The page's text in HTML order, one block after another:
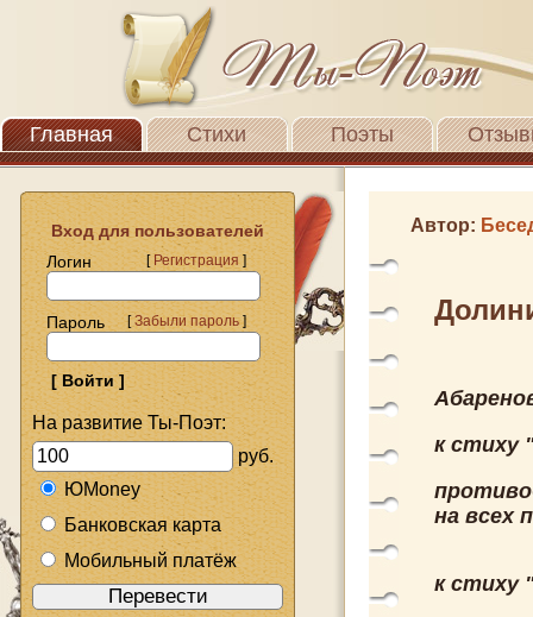
Главная Стихи Поэты
Вход для пользователей
Логин
[Регистрация]
Пароль [Забыли пароль]
На развитие Ты-Поэт:
руб.
ЮMoney
Банковская карта
Мобильный платёж
Автор:
к стиху
на всех
к стиху